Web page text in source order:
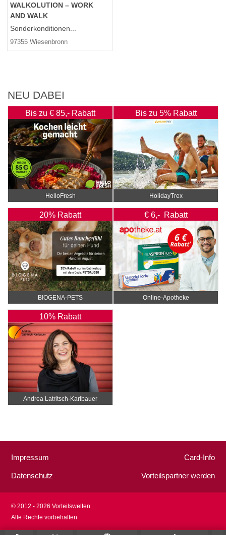
WALKOLUTION – WORK
AND WALK
Sonderkonditionen...
97355 Wiesenbronn
NEU DABEI
Bis zu € 85,- Rabatt
HelloFresh
Bis zu 5% Rabatt
HolidayTrex
20% Rabatt
BIOGENA-PETS
€ 6,- Rabatt
Online‑Apotheke
10% Rabatt
Andrea Latritsch-Karlbauer
Impressum
Datenschutz
Card-Info
Vorteilspartner werden
© 2012 - 2026 Vorteilswelten
Alle Rechte vorbehalten